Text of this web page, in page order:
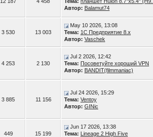
Автор: Balamut74
3 530 13 003
May 10 2026, 13:08
Тема: 1С Предприятие 8.х
Автор: Vaschek
4 253 2 130
Jul 2 2026, 12:42
Тема: Посоветуйте хороший VPN
Автор: BANDIT(filmmaniac)
3 885 11 156
Jul 24 2026, 15:29
Тема: Ventoy
Автор: GINic
449 15 199
Jun 17 2026, 13:38
Тема:
Lineage 2 High Five